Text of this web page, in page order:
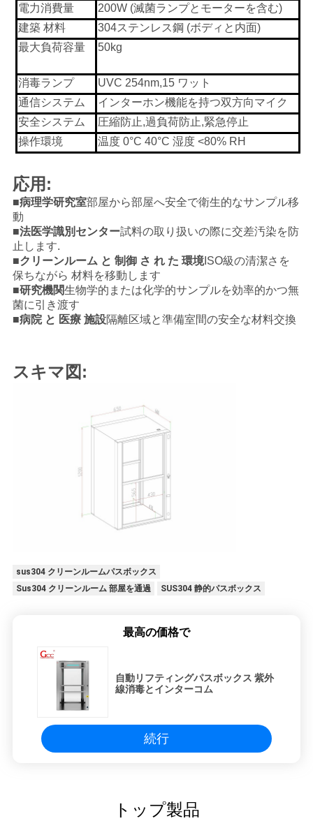
見
積
も
り
を
依
頼
SITEMAP
プ
イ
電力消費量
200W (滅菌ランプとモーターを含む)
建築 材料
304ステンレス鋼 (ボディと内面)
最大負荷容量
50kg
消毒ランプ
UVC 254nm,15 ワット
通信システム
インターホン機能を持つ双方向マイク
安全システム
圧縮防止,過負荷防止,緊急停止
操作環境
温度 0°C 40°C 湿度 <80% RH
応用:
■病理学研究室部屋から部屋へ安全で衛生的なサンプル移
動
■法医学識別センター試料の取り扱いの際に交差汚染を防
止します.
■クリーンルーム と 制御 さ れ た 環境ISO級の清潔さを
保ちながら 材料を移動します
■研究機関生物学的または化学的サンプルを効率的かつ無
菌に引き渡す
■病院 と 医療 施設隔離区域と準備室間の安全な材料交換
スキマ図:
sus304 クリーンルームパスボックス
Sus304 クリーンルーム 部屋を通過
SUS304 静的パスボックス
最高の価格で
自動リフティングパスボックス 紫外
線消毒とインターコム
続行
トップ製品